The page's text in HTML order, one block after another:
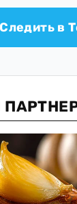
Следить в